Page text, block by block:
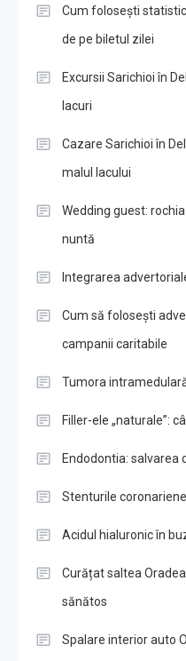
Cum folosești
de pe biletul zilei
Excursii Sarichioi în
lacuri
Cazare Sarichioi în
malul lacului
Wedding guest:
nuntă
Integrarea
Cum să folosești
campanii caritabile
Tumora
Filler-ele „naturale”:
Endodontia: salvarea
Stenturile
Acidul hialuronic în
Curățat saltea
sănătos
Spalare interior auto